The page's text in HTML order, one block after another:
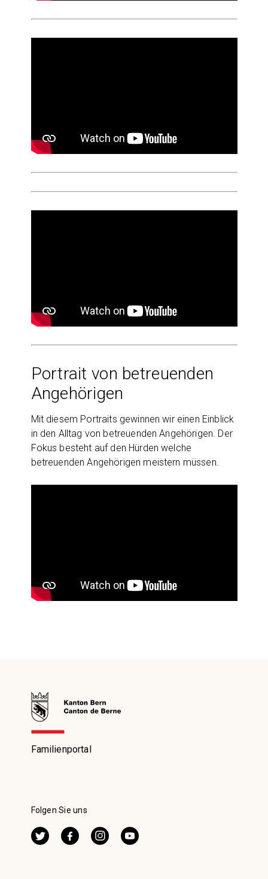
Portrait von betreuenden
Angehörigen
Mit diesem Portraits gewinnen wir einen Einblick
in den Alltag von betreuenden Angehörigen. Der
Fokus besteht auf den Hürden welche
betreuenden Angehörigen meistern müssen.
Familienportal
Folgen Sie uns